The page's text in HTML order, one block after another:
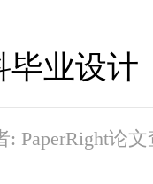
业设计
: PaperRight论